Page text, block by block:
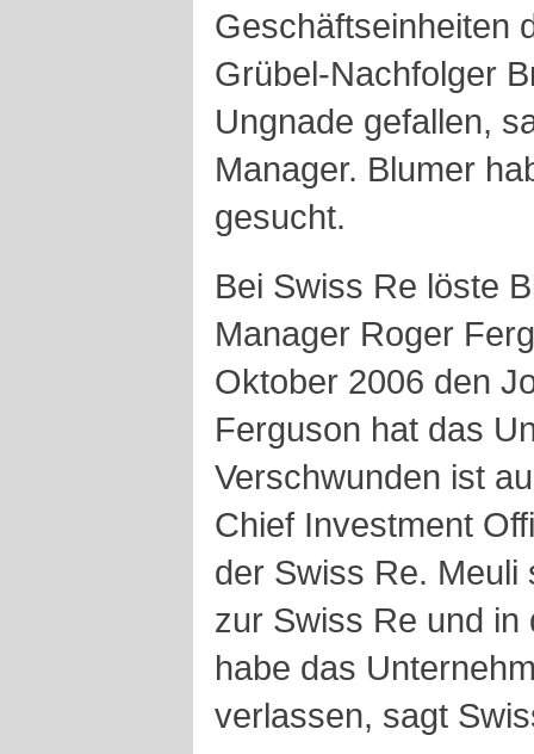
Geschäftseinheiten
Grübel-Nachfolger
Ungnade gefallen,
Manager. Blumer
gesucht.
Bei Swiss Re löste
Manager Roger
Oktober 2006 den
Ferguson hat das
Verschwunden ist
Chief Investment
der Swiss Re. Meuli
zur Swiss Re und in
habe das
verlassen, sagt